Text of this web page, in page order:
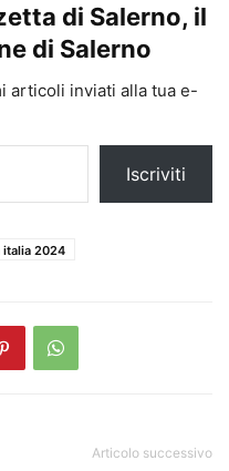
di Salerno, il
di Salerno
articoli inviati alla tua e-
Iscriviti
2024
Articolo successivo